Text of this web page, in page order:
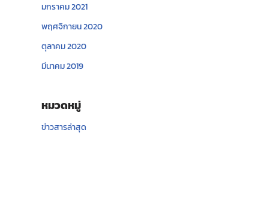
มกราคม 2021
พฤศจิกายน 2020
ตุลาคม 2020
มีนาคม 2019
หมวดหมู่
ข่าวสารล่าสุด